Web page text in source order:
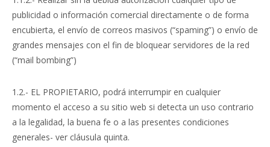
publicidad o información comercial directamente o de forma
encubierta, el envío de correos masivos (“spaming”) o envío de
grandes mensajes con el fin de bloquear servidores de la red
(“mail bombing”)
1.2.- EL PROPIETARIO, podrá interrumpir en cualquier
momento el acceso a su sitio web si detecta un uso contrario
a la legalidad, la buena fe o a las presentes condiciones
generales- ver cláusula quinta.